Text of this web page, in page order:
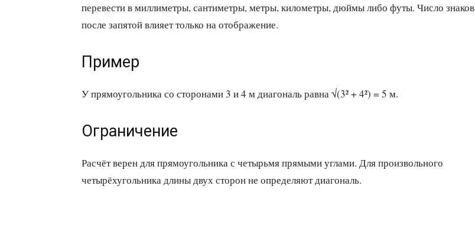
перевести в миллиметры, сантиметры, метры, километры, дюймы либо футы. Число знаков
после запятой влияет только на отображение.
Пример
У прямоугольника со сторонами 3 и 4 м диагональ равна √(3² + 4²) = 5 м.
Ограничение
Расчёт верен для прямоугольника с четырьмя прямыми углами. Для произвольного
четырёхугольника длины двух сторон не определяют диагональ.